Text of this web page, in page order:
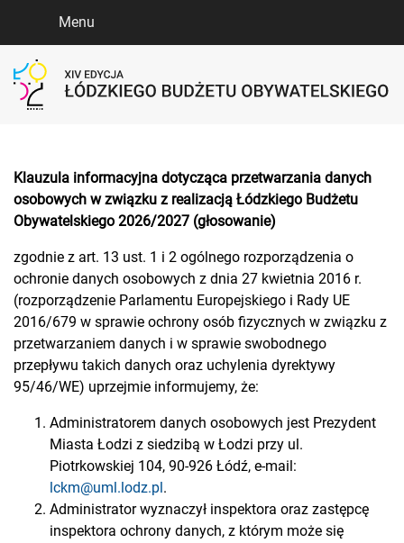
Menu
Klauzula informacyjna dotycząca przetwarzania danych
osobowych w związku z realizacją Łódzkiego Budżetu
Obywatelskiego 2026/2027 (głosowanie)
zgodnie z art. 13 ust. 1 i 2 ogólnego rozporządzenia o
ochronie danych osobowych z dnia 27 kwietnia 2016 r.
(rozporządzenie Parlamentu Europejskiego i Rady UE
2016/679 w sprawie ochrony osób fizycznych w związku z
przetwarzaniem danych i w sprawie swobodnego
przepływu takich danych oraz uchylenia dyrektywy
95/46/WE) uprzejmie informujemy, że:
Administratorem danych osobowych jest Prezydent
Miasta Łodzi z siedzibą w Łodzi przy ul.
Piotrkowskiej 104, 90-926 Łódź, e-mail:
lckm@uml.lodz.pl.
Administrator wyznaczył inspektora oraz zastępcę
inspektora ochrony danych, z którym może się